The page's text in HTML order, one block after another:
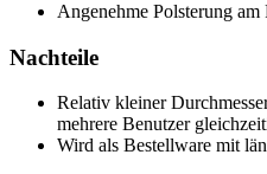
Angenehme Polsterung am
Nachteile
Relativ kleiner
mehrere Benutzer
Wird als Bestellware mit